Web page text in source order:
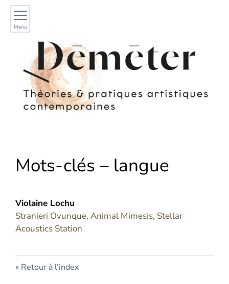
Menu
Mots-clés – langue
Violaine Lochu
Stranieri Ovunque, Animal Mimesis, Stellar
Acoustics Station
Retour à l’index